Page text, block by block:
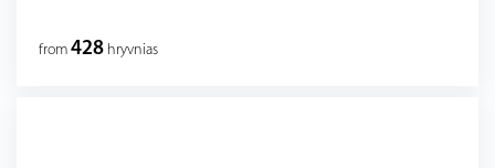
from 428 hryvnias